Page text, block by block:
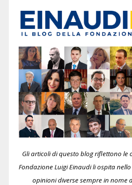
Gli articoli di questo blog riflettono le
Fondazione Luigi Einaudi li ospita
opinioni diverse sempre in nome